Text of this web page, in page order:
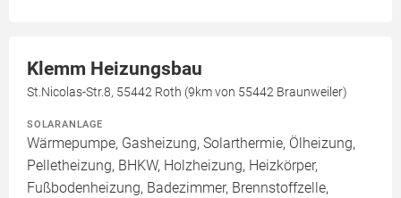
Klemm Heizungsbau
St.Nicolas-Str.8, 55442 Roth (9km von 55442 Braunweiler)
SOLARANLAGE
Wärmepumpe, Gasheizung, Solarthermie, Ölheizung,
Pelletheizung, BHKW, Holzheizung, Heizkörper,
Fußbodenheizung, Badezimmer, Brennstoffzelle,